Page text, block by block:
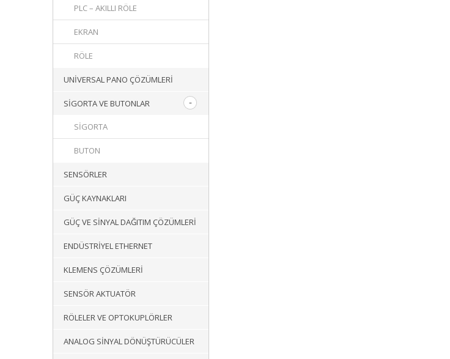
PLC – AKILLI RÖLE
EKRAN
RÖLE
UNIVERSAL PANO ÇÖZÜMLERI
SIGORTA VE BUTONLAR
SIGORTA
BUTON
SENSÖRLER
GÜÇ KAYNAKLARI
GÜÇ VE SINYAL DAĞITIM ÇÖZÜMLERI
ENDÜSTRIYEL ETHERNET
KLEMENS ÇÖZÜMLERI
SENSÖR AKTUATÖR
RÖLELER VE OPTOKUPLÖRLER
ANALOG SINYAL DÖNÜŞTÜRÜCÜLER